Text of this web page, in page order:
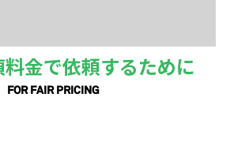
金で依頼するために
FOR FAIR PRICING